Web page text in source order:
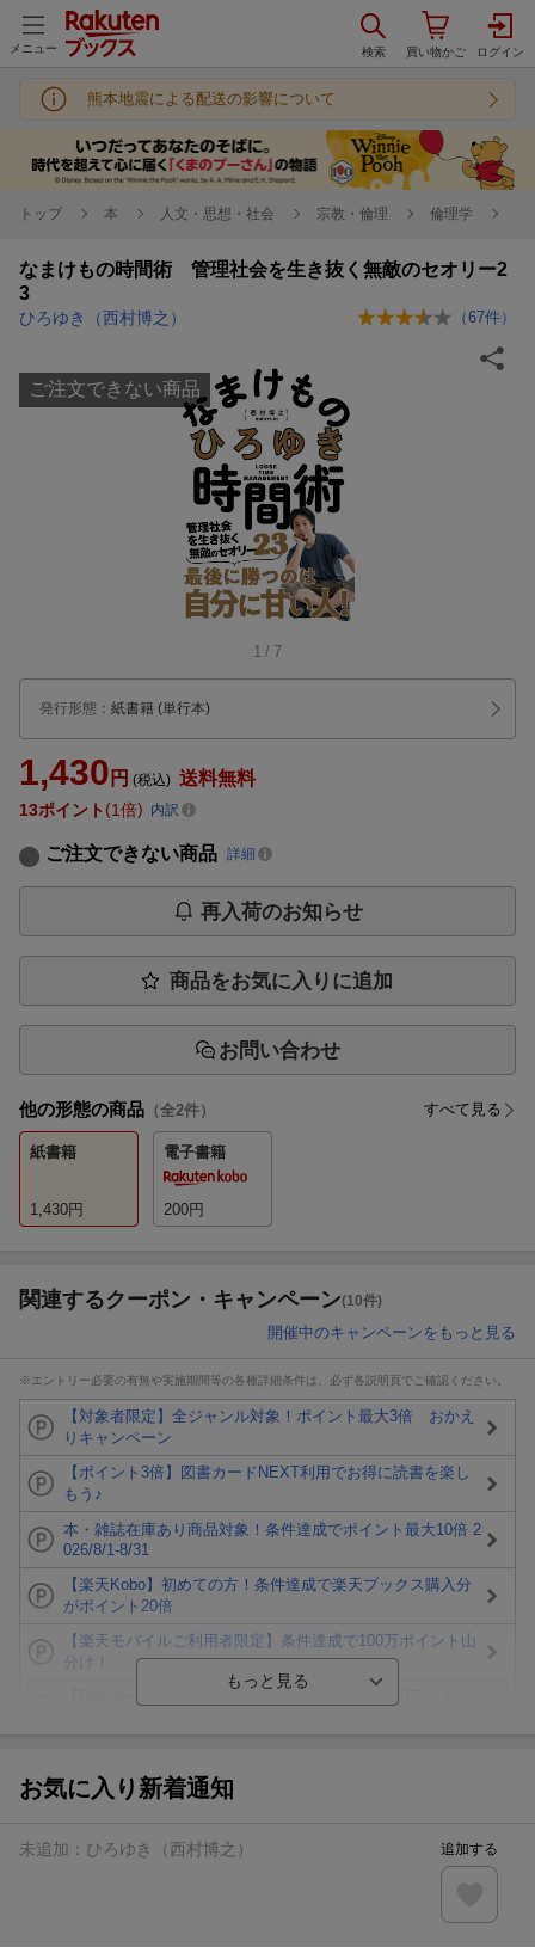
メニュー
熊本地震による配送の影響について
トップ 本 人文・思想・社会 宗教・倫理 倫理学
なまけもの時間術 管理社会を生き抜く無敵のセオリー2
3
ひろゆき（西村博之） （67件）
ご注文できない商品
1 / 7
発行形態 ： 紙書籍 (単行本)
1,430 円 (税込) 送料無料
13ポイント 1倍 内訳
ご注文できない商品 詳細
再入荷のお知らせ
商品をお気に入りに追加
お問い合わせ
他の形態の商品 （全2件） すべて見る
紙書籍
1,430円
電子書籍
200円
関連するクーポン・キャンペーン(10件)
開催中のキャンペーンをもっと見る
※エントリー必要の有無や実施期間等の各種詳細条件は、必ず各説明頁でご確認ください。
【対象者限定】全ジャンル対象！ポイント最大3倍 おかえ
りキャンペーン
【ポイント3倍】図書カードNEXT利用でお得に読書を楽し
もう♪
本・雑誌在庫あり商品対象！条件達成でポイント最大10倍 2
026/8/1-8/31
【楽天Kobo】初めての方！条件達成で楽天ブックス購入分
がポイント20倍
【楽天モバイルご利用者限定】条件達成で100万ポイント山
分け！
が当たる！
条件達成で楽天限定・宝塚歌劇 宙組貸切公演ペアチケット
エントリー＆条件達成で『鬼滅の刃』オリジナルきんちゃく
お気に入り新着通知
未追加： ひろゆき（西村博之） 追加する